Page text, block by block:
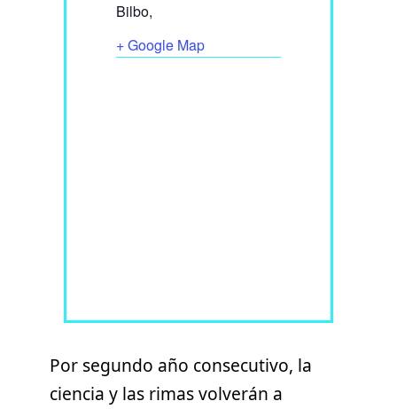
Bilbo,
+ Google Map
Por segundo año consecutivo, la
ciencia y las rimas volverán a